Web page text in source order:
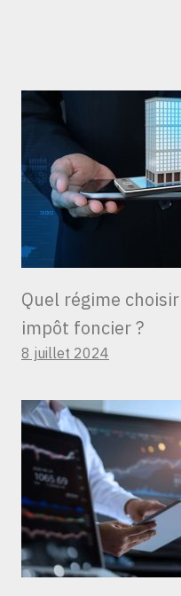
Quel régime
impôt foncier ?
8 juillet 2024